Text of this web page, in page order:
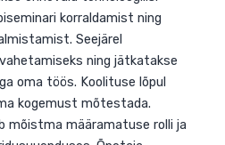
õppetöös. Selleks osaletakse
erinevaid tehnoloogilisi
korraldamist ning
valmistamist. Seejärel
vahetamiseks ning jätkatakse
oma töös. Koolituse lõpul